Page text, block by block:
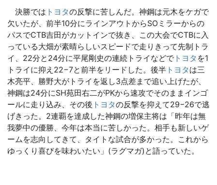
決勝では トヨタの反撃に苦しんだ。神鋼は元木をケガで
欠いたが、前半10分にラインアウトからSOミラーからの
パスでCTB吉田がカットインで抜き、この大会でCTBに入
っている大畑が素晴らしいスピードで走りきって先制トラ
イ、22分と24分に平尾剛史の連続トライなどで トヨタ を1
トライに抑え22−7と前半をリードした。後半 トヨタは三
木亮平、勝野大がトライを返し3点差まで追い上げたが、
神鋼は24分にSH苑田右二がPKから速攻でそのままインゴ
ールに走り込み、その後 トヨタの反撃を抑えて29−26で逃
げきった。2連覇を達成した神鋼の増保主将は「昨年は無
我夢中の優勝、今年は本当に苦しかった。相手も新しいゲ
ームを志向してきて、タイトな試合が多かった。これから
ゆっくり喜びを味わいたい」(ラグマガ)と語っていた。